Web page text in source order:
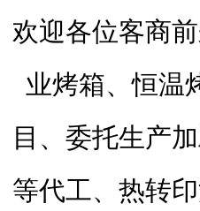
欢迎各位客商
业烤箱、恒温
目、委托生产
等代工、热转